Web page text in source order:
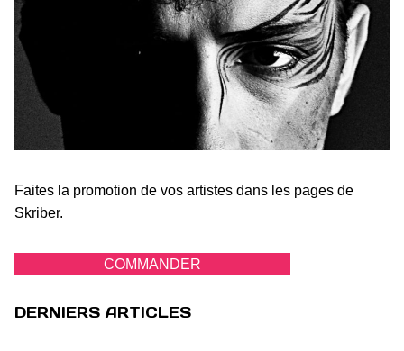
Faites la promotion de vos artistes dans les pages de
Skriber.
COMMANDER
DERNIERS ARTICLES